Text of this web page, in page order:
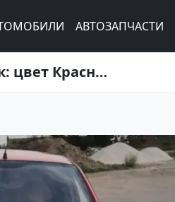
АВТОЗАПЧАСТИ
Купить ‎Daewoo Matiz 800 см3 МКПП (51 л.с.) Бензин инжектор в Ейск: цвет Красный Хетчбэк 2012 года по цене 170000 рублей, объявление №22314 на сайте Авторынок23